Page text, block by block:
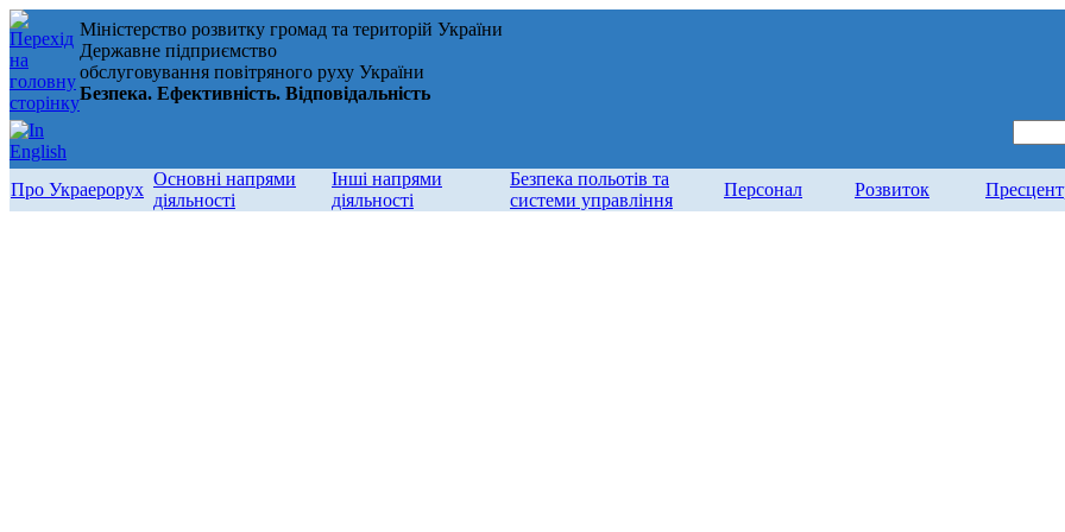
Міністерство розвитку громад та територій України
Державне підприємство
обслуговування повітряного руху України
Безпека. Ефективність. Відповідальність
Про Украерорух
Основні напрями
діяльності
Інші напрями
діяльності
Безпека польотів та
системи управління
Персонал Розвиток